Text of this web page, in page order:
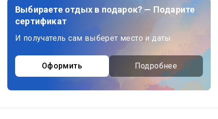
Выбираете отдых в подарок? — Подарите
сертификат
И получатель сам выберет место и даты
Оформить Подробнее